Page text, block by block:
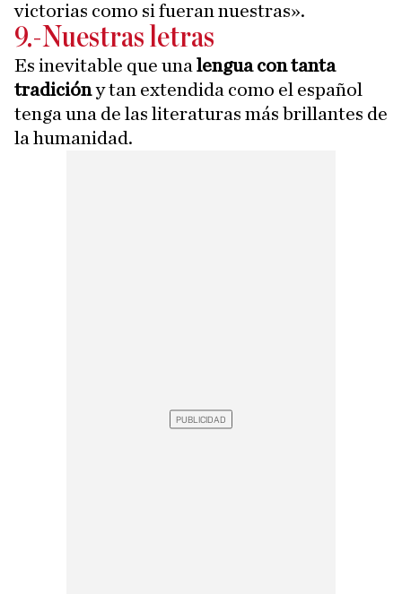
victorias como si fueran nuestras».
9.-Nuestras letras
Es inevitable que una lengua con tanta
tradicióny tan extendida como el español
tenga una de las literaturas más brillantes de
la humanidad.